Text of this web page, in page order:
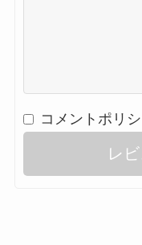
コメントポリ
レ